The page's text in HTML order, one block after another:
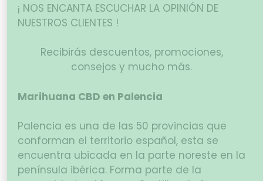
¡ NOS ENCANTA ESCUCHAR LA OPINIÓN DE
NUESTROS CLIENTES !
Recibirás descuentos, promociones,
consejos y mucho más.
Marihuana CBD en Palencia
Palencia es una de las 50 provincias que
conforman el territorio español, esta se
encuentra ubicada en la parte noreste en la
península ibérica. Forma parte de la